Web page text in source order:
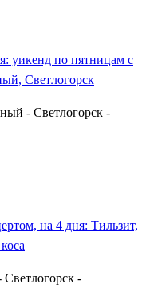
Пиллау,
Елизавете
у причалов
При хорошей
на катере на
Пруссии:
мир малых
области, где дух
на слиянии рек
уикенд по пятницам с
Светлогорск
- Светлогорск -
на 4 дня: Тильзит,
-